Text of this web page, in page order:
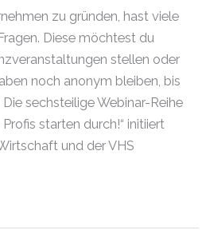
zu gründen, hast viele
Diese möchtest du
stellen oder
noch anonym bleiben, bis
sechsteilige Webinar-Reihe
starten durch!“ initiiert
und der VHS